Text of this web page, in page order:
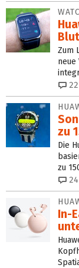
Zum
neue
22
zu
Die
zu
24
In-